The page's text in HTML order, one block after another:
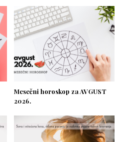
Mesečni horoskop za AVGUST
2026.